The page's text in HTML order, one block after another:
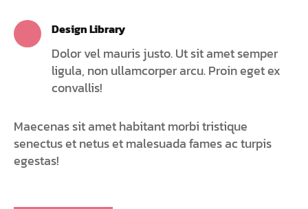
Design Library
Dolor vel mauris justo. Ut sit amet semper
ligula, non ullamcorper arcu. Proin eget ex
convallis!
Maecenas sit amet habitant morbi tristique
senectus et netus et malesuada fames ac turpis
egestas!